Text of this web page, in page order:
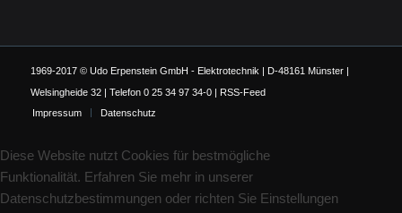
1969-2017 © Udo Erpenstein GmbH - Elektrotechnik | D-48161 Münster |
Welsingheide 32 | Telefon 0 25 34 97 34-0 | RSS-Feed
Impressum
Datenschutz
Diese Website nutzt Cookies für bestmögliche
Funktionalität. Erfahren Sie mehr in unserer
Datenschutzbestimmungen oder richten Sie Einstellungen